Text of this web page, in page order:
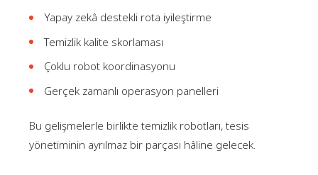
Yapay zekâ destekli rota iyileştirme
Temizlik kalite skorlaması
Çoklu robot koordinasyonu
Gerçek zamanlı operasyon panelleri
Bu gelişmelerle birlikte temizlik robotları, tesis
yönetiminin ayrılmaz bir parçası hâline gelecek.